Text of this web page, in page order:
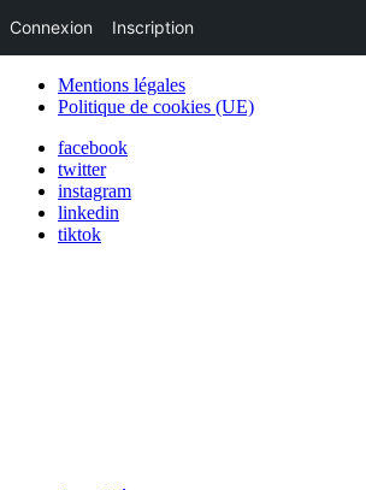
Mentions légales
Politique de cookies (UE)
facebook
twitter
instagram
linkedin
tiktok
Connexion Inscription